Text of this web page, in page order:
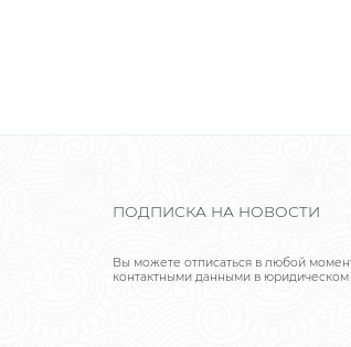
ПОДПИСКА НА НОВОСТИ
Вы можете отписаться в любой
контактными данными в